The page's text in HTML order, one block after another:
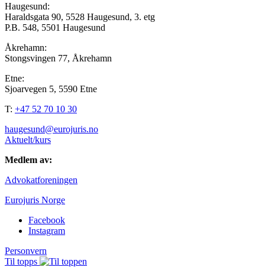
Haugesund:
Haraldsgata 90, 5528 Haugesund, 3. etg
P.B. 548, 5501 Haugesund
Åkrehamn:
Stongsvingen 77, Åkrehamn
Etne:
Sjoarvegen 5, 5590 Etne
T: +47 52 70 10 30
haugesund@eurojuris.no
Aktuelt/kurs
Medlem av:
Advokatforeningen
Eurojuris Norge
Facebook
Instagram
Personvern
Til topps